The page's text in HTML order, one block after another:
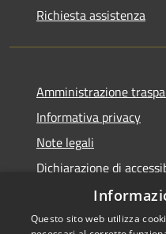
Richiesta assistenza
Amministrazione
Informativa privacy
Note legali
Dichiarazione di
Questo sito web utilizza